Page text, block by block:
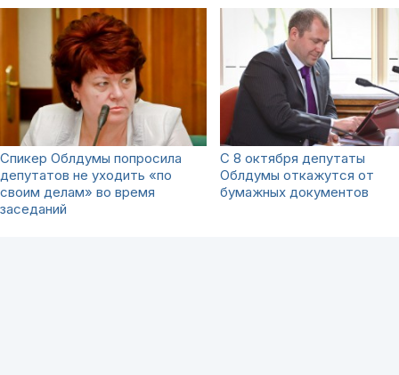
Спикер Облдумы попросила
депутатов не уходить «по
своим делам» во время
заседаний
С 8 октября депутаты
Облдумы откажутся от
бумажных документов